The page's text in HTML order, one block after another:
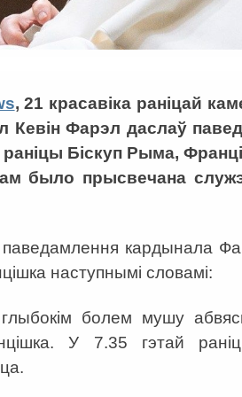
, 21 красавіка раніцай
Кевін Фарэл даслаў
раніцы Біскуп Рыма,
было прысвечана
кардынала
наступнымі словамі:
болем мушу
У 7.35 гэтай